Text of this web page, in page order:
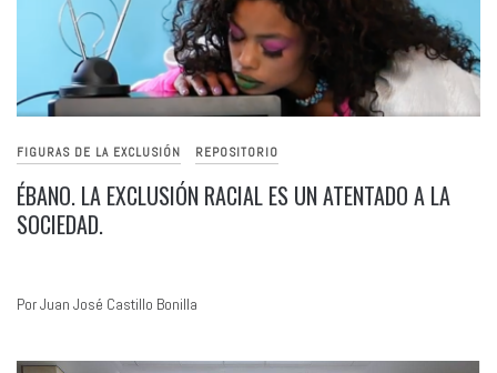
FIGURAS DE LA EXCLUSIÓN REPOSITORIO
ÉBANO. LA EXCLUSIÓN RACIAL ES UN ATENTADO A LA
SOCIEDAD.
Por Juan José Castillo Bonilla